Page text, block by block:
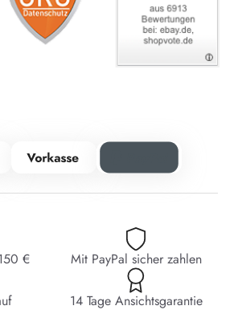
€ Mit PayPal sicher zahlen
14 Tage Ansichtsgarantie